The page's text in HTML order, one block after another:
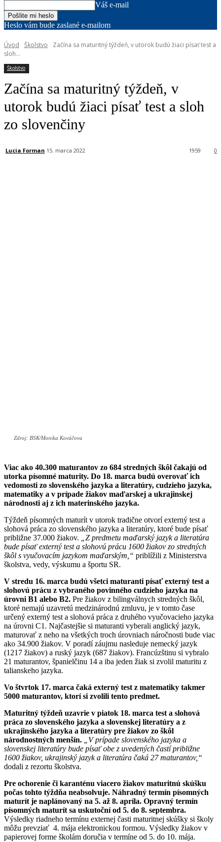
Váš e-mail
Heslo vám bude zaslané e-mailom
Úvod Školstvo
Začína sa maturitný týždeň, v utorok budú žiaci písať test a
sloh...
Školstvo
Začína sa maturitný týždeň, v
utorok budú žiaci písať test a sloh
zo slovenčiny
Lucia Forman 15. marca 2022 0
1959
Zdroj: BSK/Monika Kováčova
Viac ako 40.300 maturantov zo 684 stredných škôl čakajú od
utorka písomné maturity. Do 18. marca budú overovať ich
vedomosti zo slovenského jazyka a literatúry, cudzieho jazyka,
matematiky a v prípade žiakov maďarskej a ukrajinskej
národnosti aj z ich materinského jazyka.
Týždeň písomných maturít v utorok tradične otvorí externý test a
slohová práca zo slovenského jazyka a literatúry, ktoré bude písať
približne 37.000 žiakov.
„Z predmetu maďarský jazyk a literatúra
bude písať externý test a slohovú prácu 1600 žiakov zo stredných
škôl s vyučovacím jazykom maďarským,“ priblížili z Ministerstva
školstva, vedy, výskumu a športu SR.
V stredu 16. marca budú všetci maturanti písať externý test a
slohovú prácu z vybraného povinného cudzieho jazyka na
úrovni B1 alebo B2. Pre žiakov z bilingválnych stredných škôl,
ktoré nemajú uzavretú medzinárodnú zmluvu, je v tomto čase
určený externý test a slohová práca z druhého vyučovacieho jazyka
na úrovni C1. Najčastejšie si maturanti vyberali anglický jazyk,
maturovať z neho na všetkých troch úrovniach náročnosti bude viac
ako 34.900 žiakov. V poradí záujmu nasleduje nemecký jazyk
(1217 žiakov) a ruský jazyk (687 žiakov). Francúzštinu si vybralo
21 maturantov, španielčinu 14 a iba jeden žiak si zvolil maturitu z
talianskeho jazyka.
Vo štvrtok 17. marca čaká externý test z matematiky takmer
5000 maturantov, ktorí si zvolili tento predmet.
Maturitný týždeň uzavrie v piatok 18. marca test a slohová
práca zo slovenského jazyka a slovenskej literatúry a z
ukrajinského jazyka a literatúry pre žiakov zo škôl
národnostných menšín.
„V prípade slovenského jazyka a
slovenskej literatúry bude písať obe z uvedených častí približne
1600 žiakov, ukrajinský jazyk a literatúra čaká 27 maturantov,“
dodali z rezortu školstva.
Pre ochorenie či karanténu viacero žiakov maturitnú skúšku
počas tohto týždňa neabsolvuje. Náhradný termín písomných
maturít je naplánovaný na 5. až 8. apríla. Opravný termín
písomných maturít sa uskutoční od 5. do 8. septembra.
Výsledky riadneho termínu externej časti maturitnej skúšky si školy
môžu prevziať 4. mája elektronickou formou. Výsledky žiakov v
papierovej forme školám doručia v termíne od 5. do 10. mája.